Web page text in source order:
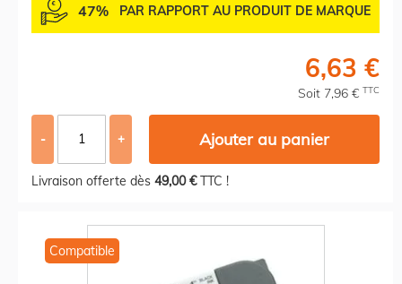
47% PAR RAPPORT AU PRODUIT DE MARQUE
6,63 €
Soit 7,96 € TTC
- + Ajouter au panier
Livraison offerte dès 49,00 €TTC !
Compatible